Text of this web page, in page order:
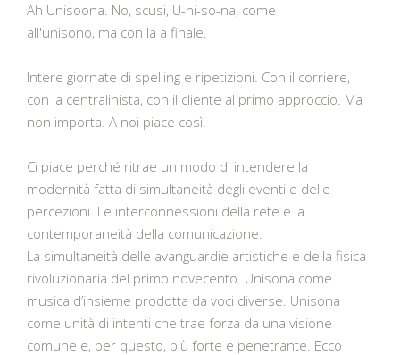
Ah Unisoona. No, scusi, U-ni-so-na, come
all'unisono, ma con la a finale.
Intere giornate di spelling e ripetizioni. Con il corriere,
con la centralinista, con il cliente al primo approccio. Ma
non importa. A noi piace così.
Ci piace perché ritrae un modo di intendere la
modernità fatta di simultaneità degli eventi e delle
percezioni. Le interconnessioni della rete e la
contemporaneità della comunicazione.
La simultaneità delle avanguardie artistiche e della fisica
rivoluzionaria del primo novecento. Unisona come
musica d’insieme prodotta da voci diverse. Unisona
come unità di intenti che trae forza da una visione
comune e, per questo, più forte e penetrante. Ecco